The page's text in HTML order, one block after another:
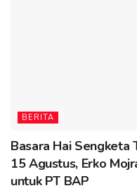
BERITA
Basara Hai Sengketa
15 Agustus, Erko
untuk PT BAP